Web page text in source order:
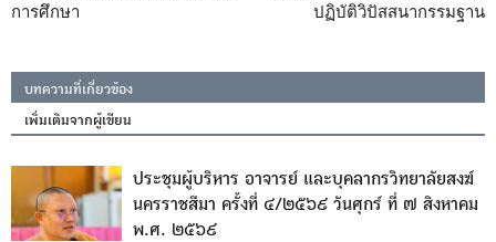
การศึกษา
ปฏิบัติวิปัสสนากรรมฐาน
บทความที่เกี่ยวข้อง
เพิ่มเติมจากผู้เขียน
ประชุมผู้บริหาร อาจารย์ และบุคลากรวิทยาลัยสงฆ์
นครราชสีมา ครั้งที่ ๔/๒๕๖๙ วันศุกร์ ที่ ๗ สิงหาคม
พ.ศ. ๒๕๖๙